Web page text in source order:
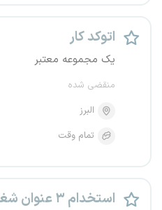
اتوکد کار
یک مجموعه معتبر
منقضی شده
البرز
تمام وقت
استخدام ۳ عنوان شغلی